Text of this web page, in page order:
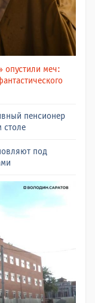
опустили меч:
пенсионер
столе
под